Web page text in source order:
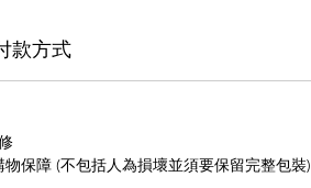
款方式
保障 (不包括人為損壞並須要保留完整包裝)